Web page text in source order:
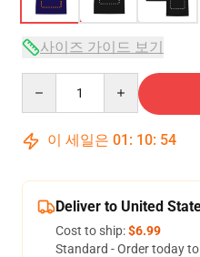
사이즈 가이드 보기
이 세일은 01 : 10: 53
Deliver to United
Cost to ship:$6.99
Standard - Order today